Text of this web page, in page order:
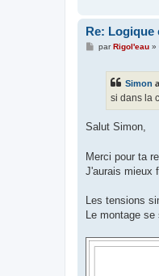
Re: Logique
MparRigol'eau»
Simon
si dans la
Salut Simon,
Merci pour ta
J'aurais mieux
Les tensions
Le montage